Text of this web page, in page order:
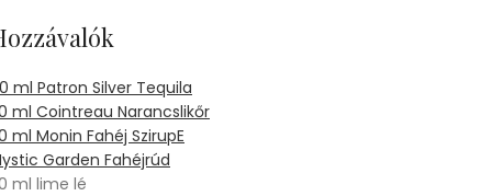
ml Patron Silver Tequila
ml Cointreau Narancslikőr
ml Monin Fahéj SzirupE
Garden Fahéjrúd
ml lime lé